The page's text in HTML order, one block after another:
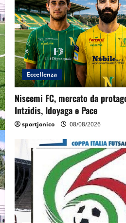
Eccellenza
Niscemi FC, mercato da
Intzidis, Idoyaga e Pace
sportjonico 08/08/2026